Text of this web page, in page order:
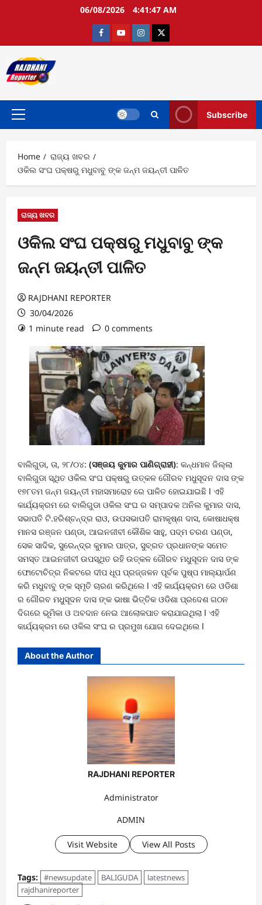
06/08/2026 4:41:48 AM
FacebookYoutubeInstagramtwitter
Primary
Subscribe
Home
ରାଜ୍ୟ ଖବର
ଓକିଲ ସଂଘ ପକ୍ଷରୁ ମଧୁବାବୁ ଙ୍କ ଜନ୍ମ ଜୟନ୍ତୀ ପାଳିତ
ରାଜ୍ୟ ଖବର
ଓକିଲ ସଂଘ ପକ୍ଷରୁ ମଧୁବାବୁ ଙ୍କ
ଜନ୍ମ ଜୟନ୍ତୀ ପାଳିତ
RAJDHANI REPORTER
30/04/2026
1 minute read
0 comments
ବାଲିଗୁଡା, ତା, ୨୮/୦୪: (ସଞ୍ଜୟ କୁମାର ପାଣିଗ୍ରାହୀ): କନ୍ଧମାଳ ଜିଲ୍ଲା
ବାଲିଗୁଡା ସ୍ଥିତ ଓକିଲ ସଂଘ ପକ୍ଷରୁ ଉତ୍କଳ ଗୌରବ ମଧୁସୂଦନ ଦାସ ଙ୍କ
୧୭୮ତମ ଜନ୍ମ ଜୟନ୍ତୀ ମହାସମାରୋହ ରେ ପାଳିତ ହୋଇଯାଇଛି l ଏହି
କାର୍ଯ୍ୟକ୍ରମ ରେ ବାଲିଗୁଡା ଓକିଲ ସଂଘ ର ସମ୍ପାଦକ ଅନିଲ କୁମାର ଦାସ,
ସଭାପତି ଟି.ହରିଶ୍ଚନ୍ଦ୍ର ରାଓ, ଉପସଭାପତି ରାମକୃଷ୍ଣ ଦାସ, କୋଷାଧକ୍ଷ
ମାନସ ରଞ୍ଜନ ପଣ୍ଡା, ଆଇନଜୀବୀ କୌଶିକ ସାହୁ, ପଦ୍ମ ଚରଣ ପଣ୍ଡା,
ସେକ ସାଦିକ, ସୁରେନ୍ଦ୍ର କୁମାର ପାତ୍ର, ସୁବ୍ରତ ପ୍ରଧାନଙ୍କ ସମେତ
ସମସ୍ତ ଆଇନଜୀବୀ ଉପସ୍ଥିତ ରହି ଉତ୍କଳ ଗୌରବ ମଧୁସୂଦନ ଦାସ ଙ୍କ
ଫୋଟୋଚିତ୍ର ନିକଟରେ ଦୀପ ଧୂପ ପ୍ରଜ୍ଜଳନ ପୂର୍ବକ ପୁଷ୍ପ ମାଲ୍ୟାର୍ପଣ
କରି ମଧୁବାବୁ ଙ୍କ ସ୍ମୃତି ଚାରଣ କରିଥିଲେ l ଏହି କାର୍ଯ୍ୟକ୍ରମ ରେ ଓଡିଶା
ର ଗୌରବ ମଧୁସୂଦନ ଦାସ ଙ୍କ ଭାଷା ଭିତ୍ତିକ ଓଡିଶା ପ୍ରଦେଶ ଗଠନ
ଦିଗରେ ଭୂମିକା ଓ ଅବଦାନ ନେଇ ଆଲୋକପାତ କରାଯାଇଥିଲା l ଏହି
କାର୍ଯ୍ୟକ୍ରମ ରେ ଓକିଲ ସଂଘ ର ପ୍ରମୁଖ ଯୋଗ ଦେଇଥିଲେ l
About the Author
RAJDHANI REPORTER
Administrator
ADMIN
Visit Website View All Posts
Tags: #newsupdate BALIGUDA
latestnews
rajdhanireporter